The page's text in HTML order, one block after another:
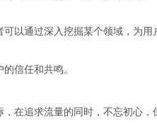
以通过深入挖掘某个领域，为用
信任和共鸣。
在追求流量的同时，不忘初心